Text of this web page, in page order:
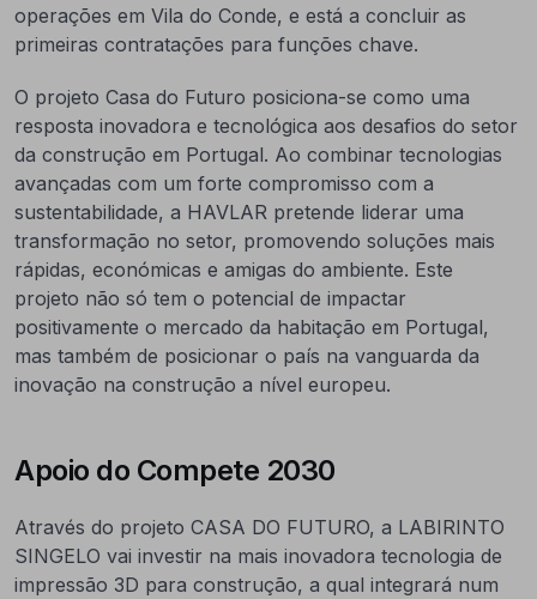
operações em Vila do Conde, e está a concluir as
primeiras contratações para funções chave.
O projeto Casa do Futuro posiciona-se como uma
resposta inovadora e tecnológica aos desafios do setor
da construção em Portugal. Ao combinar tecnologias
avançadas com um forte compromisso com a
sustentabilidade, a HAVLAR pretende liderar uma
transformação no setor, promovendo soluções mais
rápidas, económicas e amigas do ambiente. Este
projeto não só tem o potencial de impactar
positivamente o mercado da habitação em Portugal,
mas também de posicionar o país na vanguarda da
inovação na construção a nível europeu.
Apoio do Compete 2030
Através do projeto CASA DO FUTURO, a LABIRINTO
SINGELO vai investir na mais inovadora tecnologia de
impressão 3D para construção, a qual integrará num